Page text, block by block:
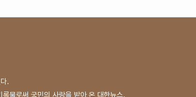
.
물로써 국민의 사랑을 받아 온 대한뉴스.